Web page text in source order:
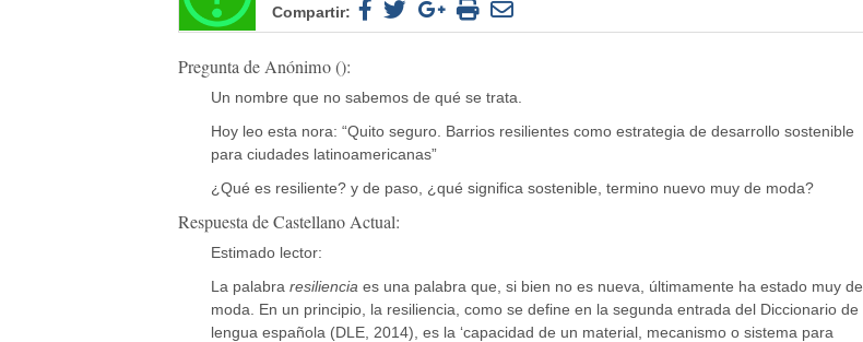
Compartir:
Pregunta de Anónimo ():
Un nombre que no sabemos de qué se trata.
Hoy leo esta nora: “Quito seguro. Barrios resilientes como estrategia de desarrollo sostenible
para ciudades latinoamericanas”
¿Qué es resiliente? y de paso, ¿qué significa sostenible, termino nuevo muy de moda?
Respuesta de Castellano Actual:
Estimado lector:
La palabra resiliencia es una palabra que, si bien no es nueva, últimamente ha estado muy de
moda. En un principio, la resiliencia, como se define en la segunda entrada del Diccionario de
lengua española (DLE, 2014), es la ‘capacidad de un material, mecanismo o sistema para